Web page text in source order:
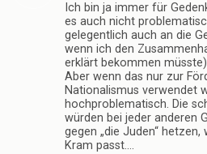
Ich bin ja immer für
es auch nicht
gelegentlich auch an die
wenn ich den
erklärt bekommen
Aber wenn das nur zur
Nationalismus verwendet
hochproblematisch. Die
würden bei jeder anderen
gegen „die Juden“
Kram passt….